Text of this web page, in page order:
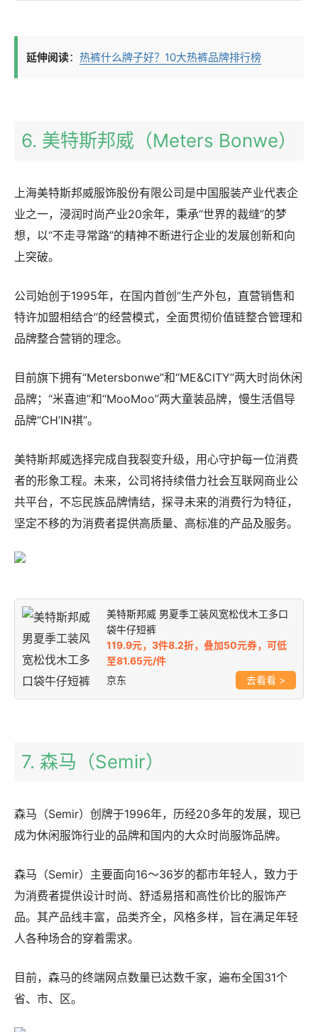
延伸阅读： 热裤什么牌子好？10大热裤品牌排行榜
6. 美特斯邦威（Meters Bonwe）
上海美特斯邦威服饰股份有限公司是中国服装产业代表企
业之一，浸润时尚产业20余年，秉承“世界的裁缝”的梦
想，以“不走寻常路”的精神不断进行企业的发展创新和向
上突破。
公司始创于1995年，在国内首创“生产外包，直营销售和
特许加盟相结合”的经营模式，全面贯彻价值链整合管理和
品牌整合营销的理念。
目前旗下拥有“Metersbonwe”和“ME&CITY”两大时尚休闲
品牌；“米喜迪”和“MooMoo”两大童装品牌，慢生活倡导
品牌“CH’IN褀”。
美特斯邦威选择完成自我裂变升级，用心守护每一位消费
者的形象工程。未来，公司将持续借力社会互联网商业公
共平台，不忘民族品牌情结，探寻未来的消费行为特征，
坚定不移的为消费者提供高质量、高标准的产品及服务。
美特斯邦威 男夏季工装风宽松伐木工多口
袋牛仔短裤
119.9元，3件8.2折，叠加50元券，可低
至81.65元/件
京东
>
7. 森马（Semir）
森马（Semir）创牌于1996年，历经20多年的发展，现已
成为休闲服饰行业的品牌和国内的大众时尚服饰品牌。
森马（Semir）主要面向16～36岁的都市年轻人，致力于
为消费者提供设计时尚、舒适易搭和高性价比的服饰产
品。其产品线丰富，品类齐全，风格多样，旨在满足年轻
人各种场合的穿着需求。
目前，森马的终端网点数量已达数千家，遍布全国31个
省、市、区。